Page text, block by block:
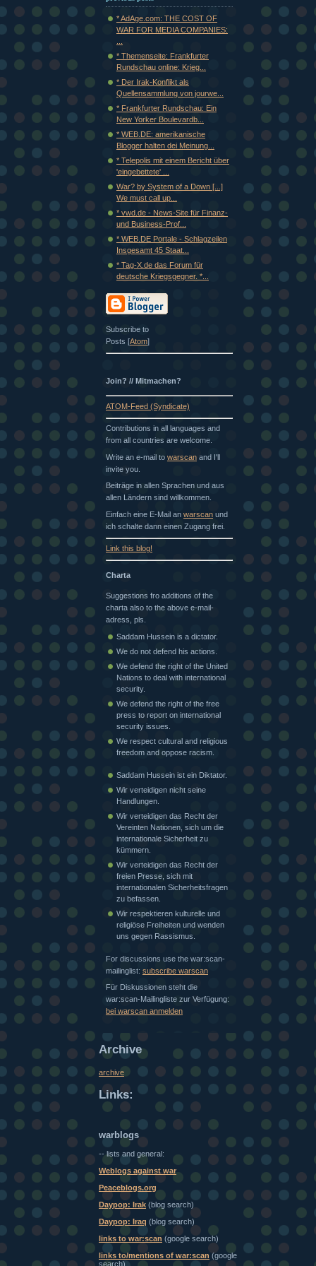
* AdAge.com: THE COST OF
WAR FOR MEDIA COMPANIES:
* Themenseite: Frankfurter
Rundschau online: Krieg...
* Der Irak-Konflikt als
Quellensammlung von jourwe...
* Frankfurter Rundschau: Ein
New Yorker Boulevardb...
* WEB.DE: amerikanische
Blogger halten dei Meinung...
* Telepolis mit einem Bericht über
'eingebettete' ...
War? by System of a Down [...]
We must call up...
* vwd.de - News-Site für Finanz-
und Business-Prof...
* WEB.DE Portale - Schlagzeilen
Insgesamt 45 Staat...
* Tag-X.de das Forum für
deutsche Kriegsgegner. *...
Subscribe to
Posts [Atom]
Join? // Mitmachen?
ATOM-Feed (Syndicate)
Contributions in all languages and
from all countries are welcome.
Write an e-mail to warscan and I'll
invite you.
Beiträge in allen Sprachen und aus
allen Ländern sind willkommen.
Einfach eine E-Mail an warscan und
ich schalte dann einen Zugang frei.
Link this blog!
Charta
Suggestions fro additions of the
charta also to the above e-mail-
adress, pls.
Saddam Hussein is a dictator.
We do not defend his actions.
We defend the right of the United
Nations to deal with international
security.
We defend the right of the free
press to report on international
security issues.
We respect cultural and religious
freedom and oppose racism.
Saddam Hussein ist ein Diktator.
Wir verteidigen nicht seine
Handlungen.
Wir verteidigen das Recht der
Vereinten Nationen, sich um die
internationale Sicherheit zu
kümmern.
Wir verteidigen das Recht der
freien Presse, sich mit
internationalen Sicherheitsfragen
zu befassen.
Wir respektieren kulturelle und
religiöse Freiheiten und wenden
uns gegen Rassismus.
For discussions use the war:scan-
mailinglist: subscribe warscan
Für Diskussionen steht die
war:scan-Mailingliste zur Verfügung:
bei warscan anmelden
Archive
archive
Links:
warblogs
-- lists and general:
Weblogs against war
Peaceblogs.org
Daypop: Irak (blog search)
Daypop: Iraq (blog search)
links to war:scan (google search)
links to/mentions of war:scan (google
search)